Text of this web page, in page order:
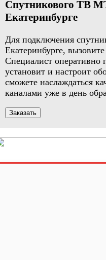
Спутникового ТВ
Екатеринбурге
Для подключения
Екатеринбурге,
Специалист оперативно
установит и настроит
сможете наслаждаться
каналами уже в день
Заказать